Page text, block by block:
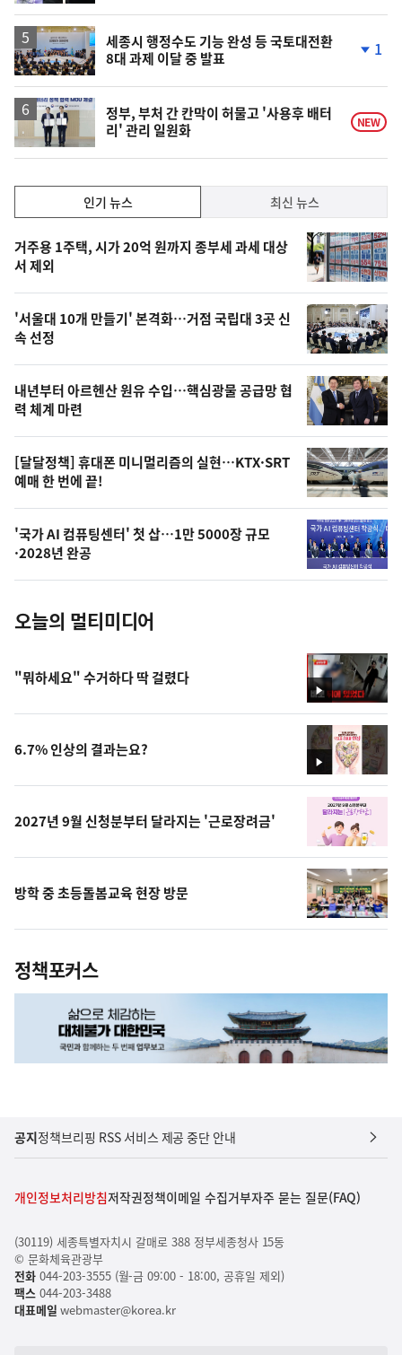
상
세종시 행정수도 기능 완성 등 국토대전환
8대 과제 이달 중 발표
하
락
1
정부, 부처 간 칸막이 허물고 '사용후 배터
리' 관리 일원화
NEW
기,
최
신,
오
늘
의
영
상
오
늘
의
사
진
인기 뉴스 최신 뉴스
기
뉴
스
거주용 1주택, 시가 20억 원까지 종부세 과세 대상
서 제외
'서울대 10개 만들기' 본격화…거점 국립대 3곳 신
속 선정
내년부터 아르헨산 원유 수입…핵심광물 공급망 협
력 체계 마련
[달달정책] 휴대폰 미니멀리즘의 실현…KTX·SRT
예매 한 번에 끝!
'국가 AI 컴퓨팅센터' 첫 삽…1만 5000장 규모
·2028년 완공
오늘의 멀티미디어
영
상
"뭐하세요" 수거하다 딱 걸렸다
영
상
6.7% 인상의 결과는요?
2027년 9월 신청분부터 달라지는 '근로장려금'
방학 중 초등돌봄교육 현장 방문
정책포커스
공지정책브리핑 RSS 서비스 제공 중단 안내
개인정보처리방침저작권정책이메일 수집거부자주 묻는 질문(FAQ)
(30119) 세종특별자치시 갈매로 388 정부세종청사 15동
© 문화체육관광부
전화044-203-3555 (월-금 09:00 - 18:00, 공휴일 제외)
팩스044-203-3488
대표메일 webmaster@korea.kr